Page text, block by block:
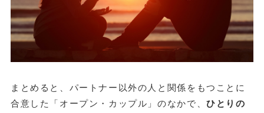
まとめると、パートナー以外の人と関係をもつことに
合意した「オープン・カップル」のなかで、ひとりの